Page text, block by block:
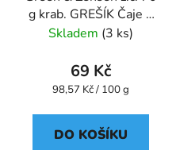
g krab. GREŠÍK Čaje 4
světadílů
Skladem (3 ks)
69 Kč
Měrná
98,57 Kč / 100 g
DO KOŠÍKU